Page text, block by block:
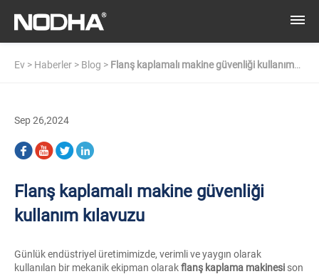
Ev > Haberler > Blog > Flanş kaplamalı makine güvenliği kullanım
Sep 26,2024
Flanş kaplamalı makine güvenliği
kullanım kılavuzu
Günlük endüstriyel üretimimizde, verimli ve yaygın olarak
kullanılan bir mekanik ekipman olarakflanş kaplama makinesi son